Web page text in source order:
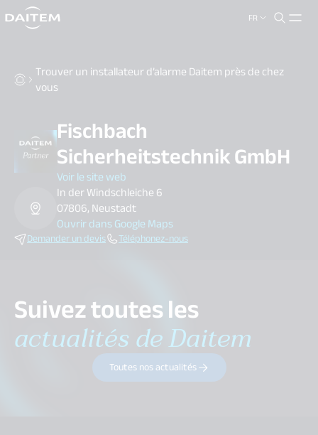
FR
search.label
Trouver un installateur d’alarme Daitem près de chez
vous
Fischbach
Sicherheitstechnik GmbH
Voir le site web
In der Windschleiche 6
07806, Neustadt
Ouvrir dans Google Maps
Demander un devis Téléphonez-nous
Suivez toutes les
actualités de Daitem
Toutes nos actualités